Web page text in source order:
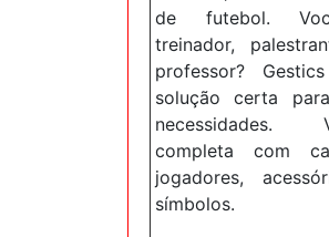
de futebol.
treinador,
professor?
solução certa
necessidades.
completa com
jogadores,
símbolos.